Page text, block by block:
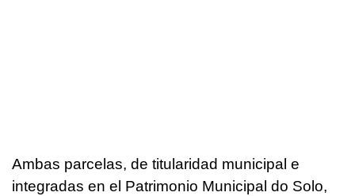
Ambas parcelas, de titularidad municipal e
integradas en el Patrimonio Municipal do Solo,